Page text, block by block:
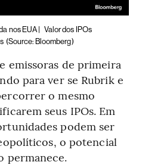
nos EUA |
Valor dos IPOs
(Source: Bloomberg)
emissoras de primeira
para ver se Rubrik e
o mesmo
seus IPOs. Em
podem ser
o potencial
permanece.